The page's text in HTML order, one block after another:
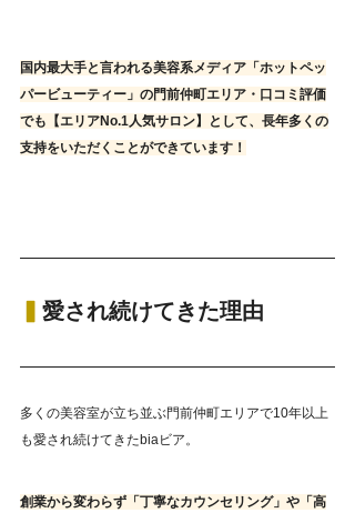
国内最大手と言われる美容系メディア「ホットペッ
パービューティー」の門前仲町エリア・口コミ評価
でも【エリアNo.1人気サロン】として、長年多くの
支持をいただくことができています！
愛され続けてきた理由
多くの美容室が立ち並ぶ門前仲町エリアで10年以上
も愛され続けてきたbiaビア。
創業から変わらず「丁寧なカウンセリング」や「高